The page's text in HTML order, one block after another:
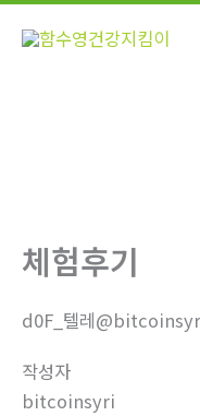
콘
체험후기
d0F_텔레
작성자
bitcoinsyri